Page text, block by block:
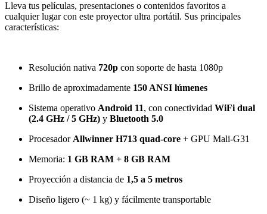
Lleva tus películas, presentaciones o contenidos favoritos a
cualquier lugar con este proyector ultra portátil. Sus principales
características:
Resolución nativa 720p con soporte de hasta 1080p
Brillo de aproximadamente 150 ANSI lúmenes
Sistema operativo Android 11, con conectividad WiFi dual
(2.4 GHz / 5 GHz) y Bluetooth 5.0
Procesador Allwinner H713 quad-core + GPU Mali-G31
Memoria: 1 GB RAM + 8 GB RAM
Proyección a distancia de 1,5 a 5 metros
Diseño ligero (~ 1 kg) y fácilmente transportable